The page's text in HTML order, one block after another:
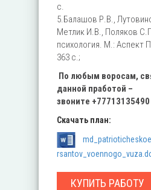
c.
5.Балашов Р.В.,
Метлик И.В., Поляков
психология. М.: Аспект
363 с.;
По любым воросам,
данной пработой –
звоните +77713135490
Скачать план:
КУПИТЬ РАБОТУ